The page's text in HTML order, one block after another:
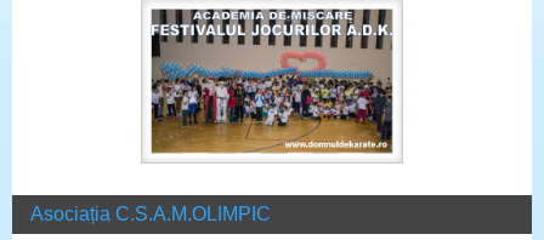
Asociația C.S.A.M.OLIMPIC